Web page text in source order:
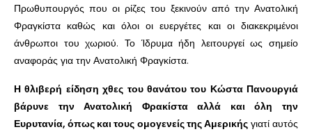
Πρωθυπουργός που οι ρίζες του ξεκινούν από την Ανατολική
Φραγκίστα καθώς και όλοι οι ευεργέτες και οι διακεκριμένοι
άνθρωποι του χωριού. Το Ίδρυμα ήδη λειτουργεί ως σημείο
αναφοράς για την Ανατολική Φραγκίστα.
Η θλιβερή είδηση χθες του θανάτου του Κώστα Πανουργιά
βάρυνε την Ανατολική Φρακίστα αλλά και όλη την
Ευρυτανία, όπως και τους ομογενείς της Αμερικήςγιατί αυτός